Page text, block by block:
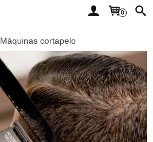
0
Máquinas cortapelo